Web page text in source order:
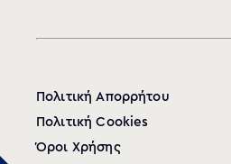
Πολιτική Απορρήτου
Πολιτική Cookies
Όροι Χρήσης